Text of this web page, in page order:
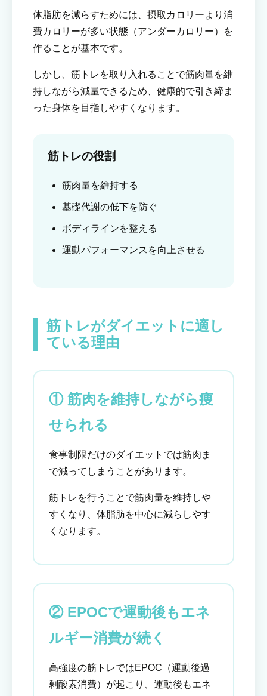
体脂肪を減らすためには、摂取カロリーより消
費カロリーが多い状態（アンダーカロリー）を
作ることが基本です。
しかし、筋トレを取り入れることで筋肉量を維
持しながら減量できるため、健康的で引き締ま
った身体を目指しやすくなります。
筋トレの役割
筋肉量を維持する
基礎代謝の低下を防ぐ
ボディラインを整える
運動パフォーマンスを向上させる
筋トレがダイエットに適し
ている理由
① 筋肉を維持しながら痩
せられる
食事制限だけのダイエットでは筋肉ま
で減ってしまうことがあります。
筋トレを行うことで筋肉量を維持しや
すくなり、体脂肪を中心に減らしやす
くなります。
② EPOCで運動後もエネ
ルギー消費が続く
高強度の筋トレではEPOC（運動後過
剰酸素消費）が起こり、運動後もエネ